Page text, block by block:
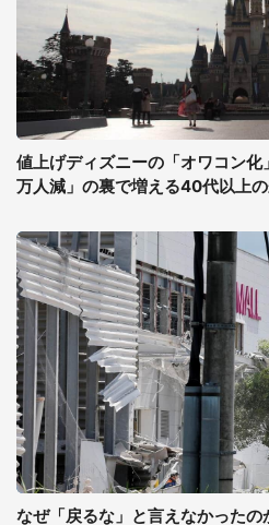
値上げディズニーの「オワコン
万人減」の裏で増える40代以上
なぜ「戻るな」と言えなかった